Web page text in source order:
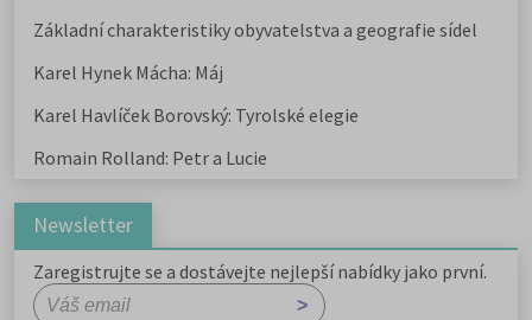
Základní charakteristiky obyvatelstva a geografie sídel
Karel Hynek Mácha: Máj
Karel Havlíček Borovský: Tyrolské elegie
Romain Rolland: Petr a Lucie
Newsletter
Zaregistrujte se a dostávejte nejlepší nabídky jako první.